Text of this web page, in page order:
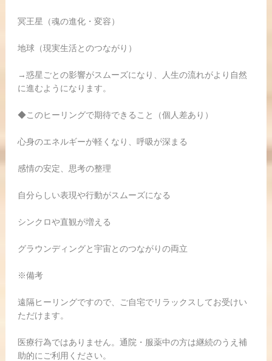
冥王星（魂の進化・変容）
地球（現実生活とのつながり）
→惑星ごとの影響がスムーズになり、人生の流れがより自然
に進むようになります。
◆このヒーリングで期待できること（個人差あり）
心身のエネルギーが軽くなり、呼吸が深まる
感情の安定、思考の整理
自分らしい表現や行動がスムーズになる
シンクロや直観が増える
グラウンディングと宇宙とのつながりの両立
※備考
遠隔ヒーリングですので、ご自宅でリラックスしてお受けい
ただけます。
医療行為ではありません。通院・服薬中の方は継続のうえ補
助的にご利用ください。